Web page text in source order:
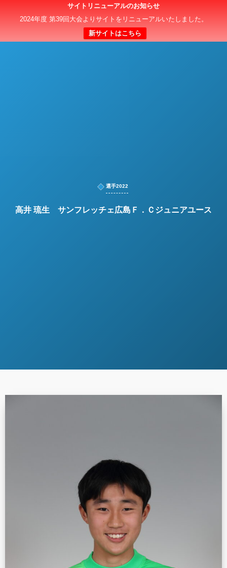
サイトリニューアルのお知らせ
2024年度 第39回大会よりサイトをリニューアルいたしました。
新サイトはこちら
日本クラブユースサッカー選手権（U-15）大会
選手2022
高井 琉生 サンフレッチェ広島Ｆ．Ｃジュニアユース